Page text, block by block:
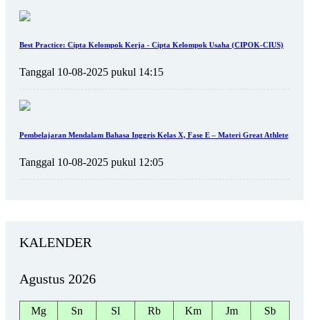
Best Practice: Cipta Kelompok Kerja - Cipta Kelompok Usaha (CIPOK-CIUS)
Tanggal 10-08-2025 pukul 14:15
Pembelajaran Mendalam Bahasa Inggris Kelas X, Fase E – Materi Great Athlete
Tanggal 10-08-2025 pukul 12:05
KALENDER
Agustus 2026
Mg Sn Sl Rb Km Jm Sb